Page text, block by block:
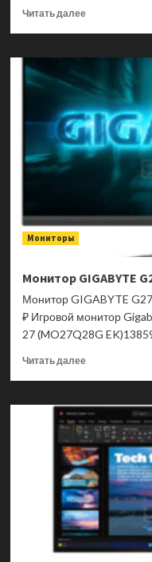
Читать далееПрочитать
Монитор
GIGABYTE
GO27Q24
20VM0-
GO27Q24BA-
1EKR
Мониторы
Монитор GIGABYTE
Монитор GIGABYTE
₽ Игровой монитор
27 (MO27Q28G
Читать далееПрочитать
Монитор
GIGABYTE
G27Q2
20VM0-
G27Q2BK-
1EKR